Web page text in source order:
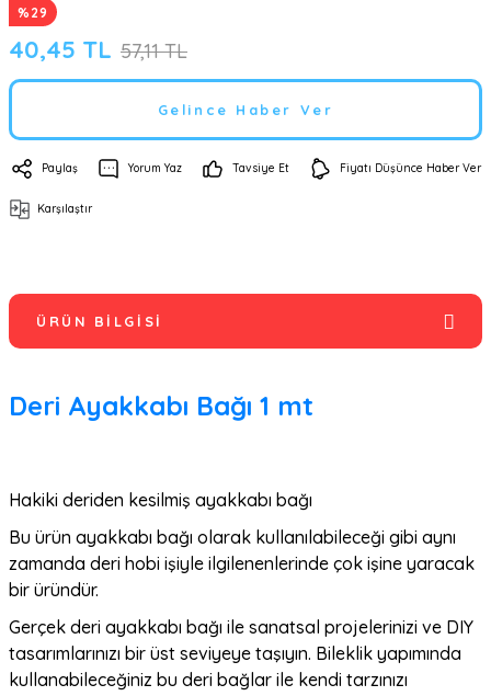
%29
40,45 TL 57,11 TL
Gelince Haber Ver
Paylaş Yorum Yaz Tavsiye Et Fiyatı Düşünce Haber Ver
Karşılaştır
ÜRÜN BILGISI
Deri Ayakkabı Bağı 1 mt
Hakiki deriden kesilmiş ayakkabı bağı
Bu ürün ayakkabı bağı olarak kullanılabileceği gibi aynı
zamanda deri hobi işiyle ilgilenenlerinde çok işine yaracak
bir üründür.
Gerçek deri ayakkabı bağı ile sanatsal projelerinizi ve DIY
tasarımlarınızı bir üst seviyeye taşıyın. Bileklik yapımında
kullanabileceğiniz bu deri bağlar ile kendi tarzınızı